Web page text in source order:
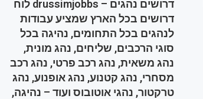
דרושים נהגים – drussimjobbs לוח
דרושים בכל הארץ שמציע עבודות
לנהגים בכל התחומים, נהיגה בכל
סוגי הרכבים, שליחים, נהג מונית,
נהג משאית, נהג רכב פרטי, נהג רכב
מסחרי, נהג קטנוע, נהג אופנוע, נהג
טרקטור, נהגי אוטובוס ועוד – נהיגה,